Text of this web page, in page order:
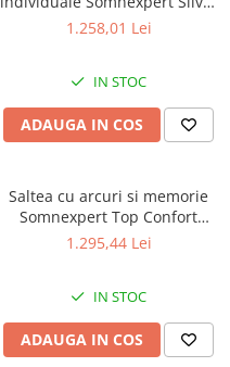
Evolution Pocket Spring
1.258,01 Lei
IN STOC
ADAUGA IN COS
Saltea cu arcuri si memorie
Somnexpert Top Confort
140x200x30, fermitate mediu-
1.295,44 Lei
IN STOC
ADAUGA IN COS